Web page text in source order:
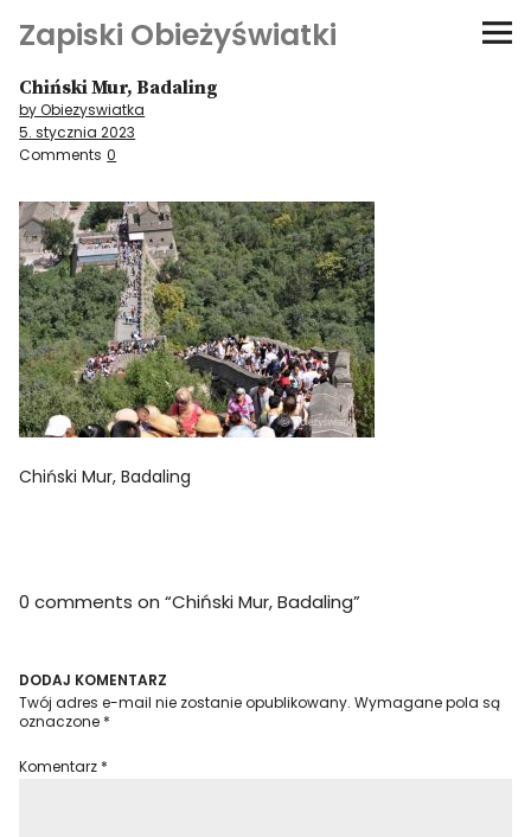
Zapiski Obieżyświatki
Podróże
Kultura i sztuka
Kątem oka
O-fiszki
Niezwyczajne ściany
Dom na kółkach
Chiński Mur, Badaling
by Obiezyswiatka
5. stycznia 2023
Comments 0
Chiński Mur, Badaling
0 comments on “Chiński Mur, Badaling”
DODAJ KOMENTARZ
Twój adres e-mail nie zostanie opublikowany. Wymagane pola są
oznaczone *
Komentarz *